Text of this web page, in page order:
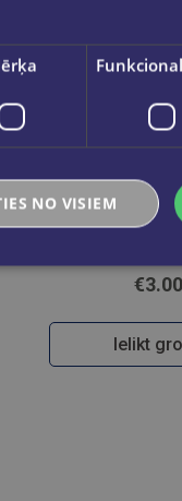
€3.00
Ielikt
NO VISIEM